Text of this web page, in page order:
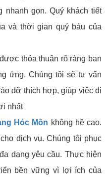
nhanh gọn. Quý khách tiết
và thời gian quý báu của
thỏa thuận rõ ràng ban
ứng. Chúng tôi sẽ tư vấn
dỡ thích hợp, giúp việc di
nhất
Hóc Môn không hề cao.
dịch vụ. Chúng tôi phục
dạng yêu cầu. Thực hiện
bền vững vì lợi ích của